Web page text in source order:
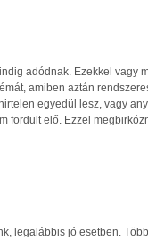
adódnak. Ezekkel vagy
amiben aztán
egyedül lesz, vagy
fordult elő. Ezzel
legalábbis jó esetben.